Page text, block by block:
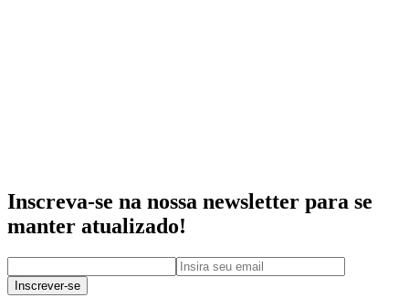
Inscreva-se na nossa newsletter para se
manter atualizado!
Inscrever-se